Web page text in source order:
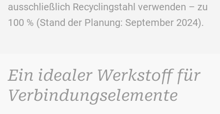
ausschließlich Recyclingstahl verwenden – zu
100 % (Stand der Planung: September 2024).
Ein idealer Werkstoff für
Verbindungselemente